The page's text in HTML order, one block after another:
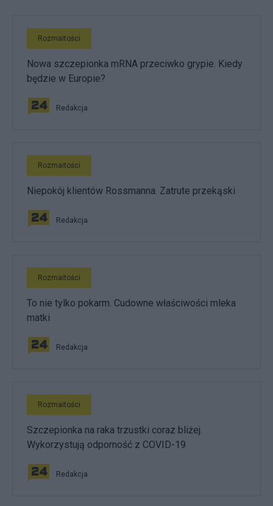
Rozmaitości
Nowa szczepionka mRNA przeciwko grypie. Kiedy
będzie w Europie?
Redakcja
Rozmaitości
Niepokój klientów Rossmanna. Zatrute przekąski
Redakcja
Rozmaitości
To nie tylko pokarm. Cudowne właściwości mleka
matki
Redakcja
Rozmaitości
Szczepionka na raka trzustki coraz bliżej.
Wykorzystują odporność z COVID-19
Redakcja